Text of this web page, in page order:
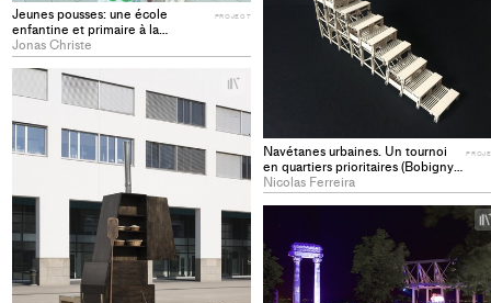
Jeunes pousses: une école
enfantine et primaire à la
Bourdonnette (Lausanne, VD) -
PROJECT
Jonas Christe
PROJECT
Navétanes urbaines. Un tournoi
en quartiers prioritaires (Bobigny,
Seine-Saint-Denis) - PROJECT
Nicolas Ferreira
+
project
to
collections
+